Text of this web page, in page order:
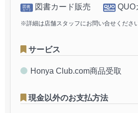
図書カード販売 QUO
※詳細は店舗スタッフにお問い合せください
サービス
Honya Club.com商品受取
現金以外のお支払方法